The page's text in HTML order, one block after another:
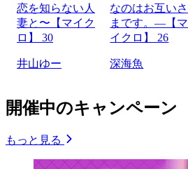
恋を知らない人
妻と〜【マイク
ロ】 30
井山ゆー
なのはお互いさ
まです。―【マ
イクロ】 26
深海魚
開催中のキャンペーン
もっと見る